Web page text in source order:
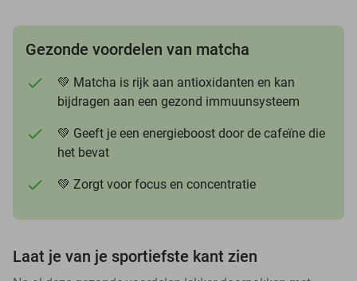
Gezonde voordelen van matcha
💚 Matcha is rijk aan antioxidanten en kan
bijdragen aan een gezond immuunsysteem
💚 Geeft je een energieboost door de cafeïne die
het bevat
💚 Zorgt voor focus en concentratie
Laat je van je sportiefste kant zien